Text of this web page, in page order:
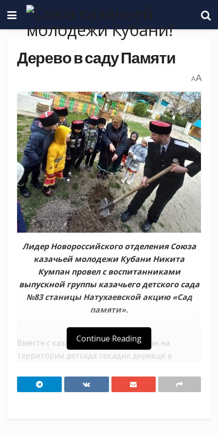
Дерево в саду Памяти
AA
Лидер Новороссийского отделения Союза
казачьей молодежи Кубани Никита
Кумпан провел с воспитанниками
выпускной группы казачьего детского сада
№83 станицы Натухаевской акцию «Сад
памяти».
Вместе с казачатами Никита Кумпан на
территории детсада посадил деревце в
специальной военной операции российских
воинах.
Continue Reading